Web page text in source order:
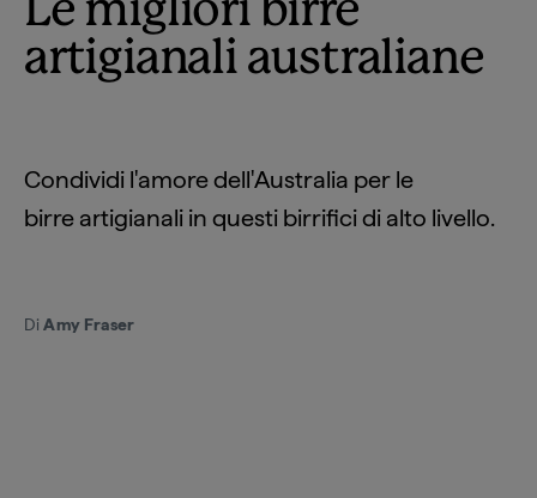
Le migliori birre
artigianali australiane
Condividi l'amore dell'Australia per le
birre artigianali in questi birrifici di alto livello.
DiAmy Fraser